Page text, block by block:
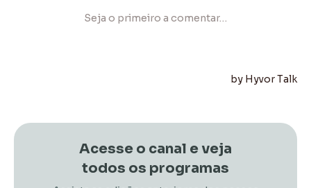
Acesse o canal e veja
todos os programas